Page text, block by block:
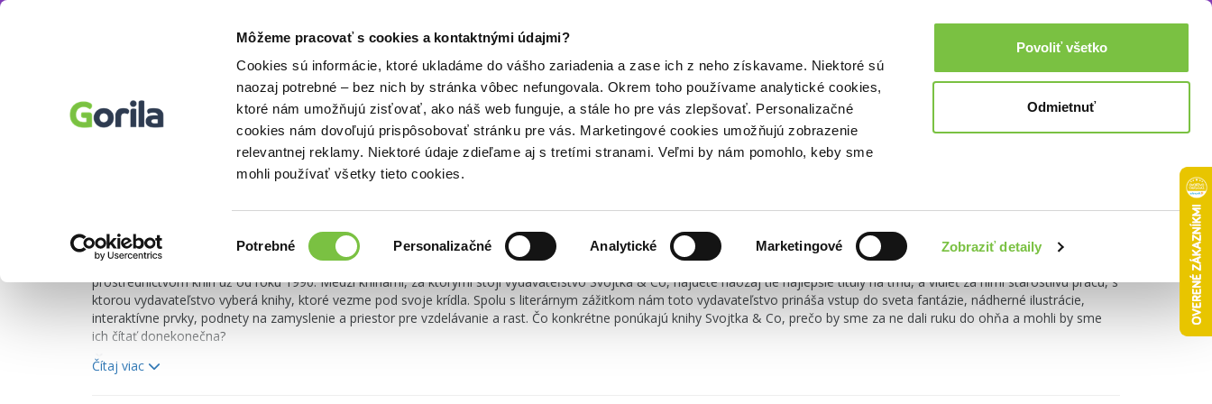
Môžeme pracovať s cookies a kontaktnými údajmi?
Cookies sú informácie, ktoré ukladáme do vášho zariadenia a zase ich z neho získavame. Niektoré sú
naozaj potrebné – bez nich by stránka vôbec nefungovala. Okrem toho používame analytické cookies,
ktoré nám umožňujú zisťovať, ako náš web funguje, a stále ho pre vás zlepšovať. Personalizačné
cookies nám dovoľujú prispôsobovať stránku pre vás. Marketingové cookies umožňujú zobrazenie
relevantnej reklamy. Niektoré údaje zdieľame aj s tretími stranami. Veľmi by nám pomohlo, keby sme
mohli používať všetky tieto cookies.
súhlasu
Potrebné Personalizačné Analytické Marketingové Zobraziť detaily
Povoliť všetko
Odmietnuť
Doplnky Prihlásenie 0,00€
Svojtka&Co. Akcie a zľavy
Vydavateľstvo Svojtka knihy
Svojtka knihy, alebo správna voľba pre každého čitateľa
Vydavateľstvo Svojtka & Co je významným hráčom na našom knižnom trhu. Hoci sa môže zdať nováčikom medzi viac známymi vydavateľstvami, na Slovensku prináša radosť
prostredníctvom kníh už od roku 1990. Medzi knihami, za ktorými stojí vydavateľstvo Svojtka & Co, nájdete naozaj tie najlepšie tituly na trhu, a vidieť za nimi starostlivú prácu, s
ktorou vydavateľstvo vyberá knihy, ktoré vezme pod svoje krídla. Spolu s literárnym zážitkom nám toto vydavateľstvo prináša vstup do sveta fantázie, nádherné ilustrácie,
interaktívne prvky, podnety na zamyslenie a priestor pre vzdelávanie a rast. Čo konkrétne ponúkajú knihy Svojtka & Co, prečo by sme za ne dali ruku do ohňa a mohli by sme
ich čítať donekonečna?
Čo robí Svojtka knihy jednými z najlepších na trhu?
Čítaj viac